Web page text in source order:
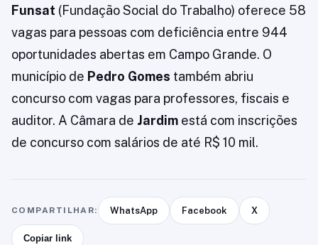
Funsat (Fundação Social do Trabalho) oferece 58
vagas para pessoas com deficiência entre 944
oportunidades abertas em Campo Grande. O
município de Pedro Gomes também abriu
concurso com vagas para professores, fiscais e
auditor. A Câmara de Jardim está com inscrições
de concurso com salários de até R$ 10 mil.
COMPARTILHAR: WhatsApp Facebook X
Copiar link